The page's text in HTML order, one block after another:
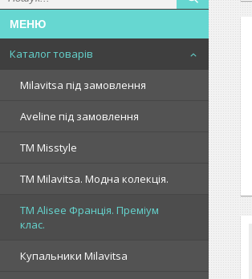
Каталог товарів
Milavitsa під замовлення
Aveline під замовлення
TM Misstyle
ТМ Milavitsa. Модна колекція.
TM Alisee Франція. Преміум
клас.
Купальники Milavitsa